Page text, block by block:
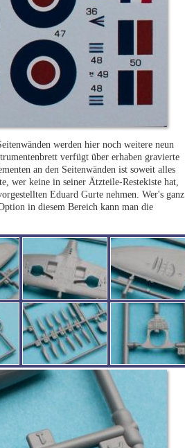
werden hier noch weitere neun
verfügt über erhaben gravierte
an den Seitenwänden ist soweit alles
wer keine in seiner Ätzteile-Restekiste hat,
Eduard Gurte nehmen. Wer's ganz
in diesem Bereich kann man die